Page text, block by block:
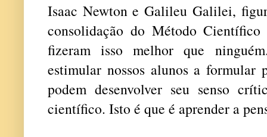
Isaac Newton e Galileu Galilei,
consolidação do Método
fizeram isso melhor que
estimular nossos alunos a formular
podem desenvolver seu senso
científico. Isto é que é aprender a